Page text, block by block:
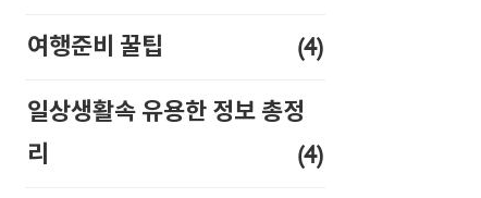
여행준비 꿀팁 (4)
일상생활속 유용한 정보 총정
리
(4)